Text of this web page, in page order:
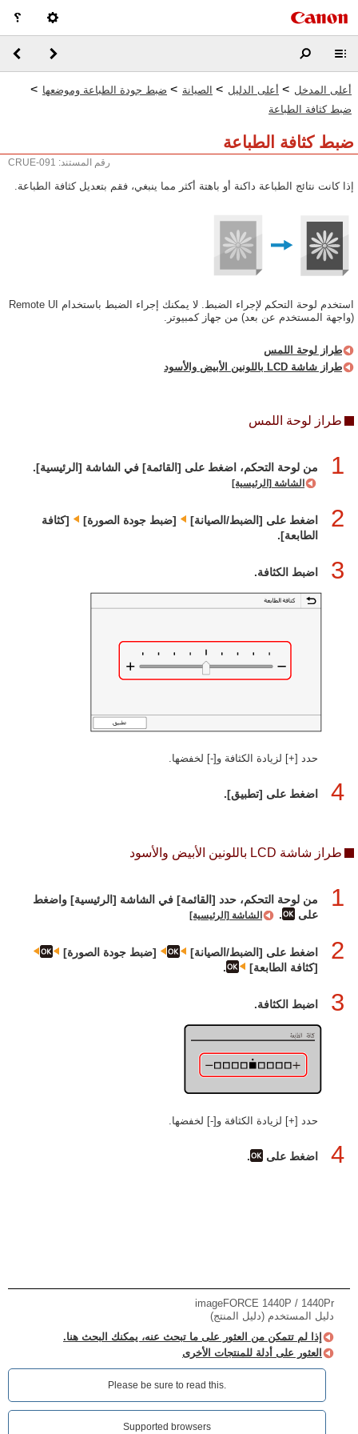
أعلى المدخل > أعلى الدليل > الصيانة > ضبط جودة الطباعة وموضعها >
ضبط كثافة الطباعة
ضبط كثافة الطباعة
رقم المستند: CRUE-091
إذا كانت نتائج الطباعة داكنة أو باهتة أكثر مما ينبغي، فقم بتعديل كثافة الطباعة.
استخدم لوحة التحكم لإجراء الضبط. لا يمكنك إجراء الضبط باستخدام ‏Remote UI
(واجهة المستخدم عن بعد) من جهاز كمبيوتر.
طراز لوحة اللمس
طراز شاشة LCD باللونين الأبيض والأسود
طراز لوحة اللمس
1 من لوحة التحكم، اضغط على [القائمة] في الشاشة [الرئيسية].
الشاشة [الرئيسية]
2 اضغط على [الضبط/الصيانة]‏ [ضبط جودة الصورة]‏
[كثافة
الطابعة].
3 اضبط الكثافة.
حدد [+] لزيادة الكثافة و[-] لخفضها.
4 اضغط على [تطبيق].
طراز شاشة LCD باللونين الأبيض والأسود
1
من لوحة التحكم، حدد [القائمة] في الشاشة [الرئيسية] واضغط
على
. الشاشة [الرئيسية]
2 اضغط على [الضبط/الصيانة]‏
[ضبط جودة الصورة]‏
[كثافة الطابعة]‏
.
3 اضبط الكثافة.
حدد [+] لزيادة الكثافة و[-] لخفضها.
4 اضغط على .
imageFORCE 1440P / 1440Pr
دليل المستخدم (دليل المنتج)
إذا لم تتمكن من العثور على ما تبحث عنه، يمكنك البحث هنا.
العثور على أدلة للمنتجات الأخرى
Please be sure to read this.‎
Supported browsers